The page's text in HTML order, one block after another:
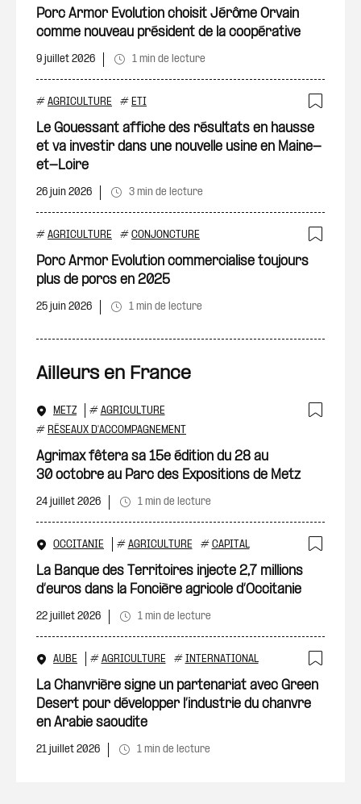
Porc Armor Evolution choisit Jérôme Orvain
comme nouveau président de la coopérative
9 juillet 2026 1 min de lecture
# AGRICULTURE # ETI
Le Gouessant affiche des résultats en hausse
et va investir dans une nouvelle usine en Maine-
et-Loire
26 juin 2026 3 min de lecture
# AGRICULTURE # CONJONCTURE
Porc Armor Evolution commercialise toujours
plus de porcs en 2025
25 juin 2026 1 min de lecture
Ailleurs en France
METZ # AGRICULTURE
# RÉSEAUX D'ACCOMPAGNEMENT
Agrimax fêtera sa 15e édition du 28 au
30 octobre au Parc des Expositions de Metz
24 juillet 2026 1 min de lecture
OCCITANIE # AGRICULTURE # CAPITAL
La Banque des Territoires injecte 2,7 millions
d’euros dans la Foncière agricole d’Occitanie
22 juillet 2026 1 min de lecture
AUBE # AGRICULTURE # INTERNATIONAL
La Chanvrière signe un partenariat avec Green
Desert pour développer l’industrie du chanvre
en Arabie saoudite
21 juillet 2026 1 min de lecture